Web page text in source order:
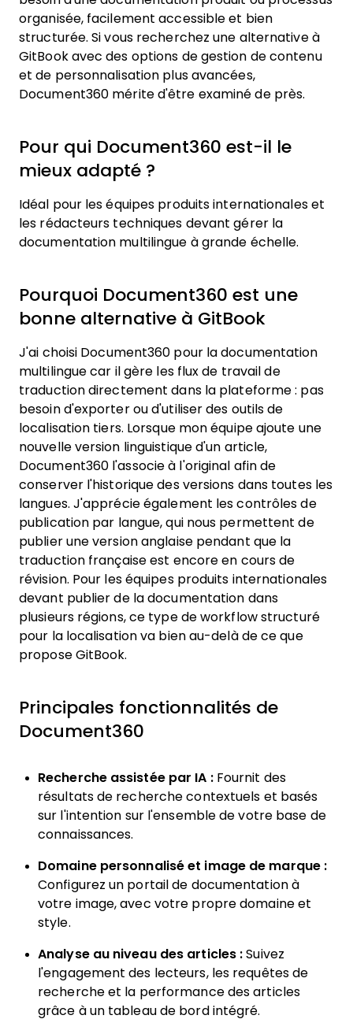
organisée, facilement accessible et bien
structurée. Si vous recherchez une alternative à
GitBook avec des options de gestion de contenu
et de personnalisation plus avancées,
Document360 mérite d'être examiné de près.
Pour qui Document360 est-il le
mieux adapté ?
Idéal pour les équipes produits internationales et
les rédacteurs techniques devant gérer la
documentation multilingue à grande échelle.
Pourquoi Document360 est une
bonne alternative à GitBook
J'ai choisi Document360 pour la documentation
multilingue car il gère les flux de travail de
traduction directement dans la plateforme : pas
besoin d'exporter ou d'utiliser des outils de
localisation tiers. Lorsque mon équipe ajoute une
nouvelle version linguistique d'un article,
Document360 l'associe à l'original afin de
conserver l'historique des versions dans toutes les
langues. J'apprécie également les contrôles de
publication par langue, qui nous permettent de
publier une version anglaise pendant que la
traduction française est encore en cours de
révision. Pour les équipes produits internationales
devant publier de la documentation dans
plusieurs régions, ce type de workflow structuré
pour la localisation va bien au-delà de ce que
propose GitBook.
Principales fonctionnalités de
Document360
Recherche assistée par IA :Fournit des
résultats de recherche contextuels et basés
sur l'intention sur l'ensemble de votre base de
connaissances.
Domaine personnalisé et image de marque :
Configurez un portail de documentation à
votre image, avec votre propre domaine et
style.
Analyse au niveau des articles : Suivez
l'engagement des lecteurs, les requêtes de
recherche et la performance des articles
grâce à un tableau de bord intégré.